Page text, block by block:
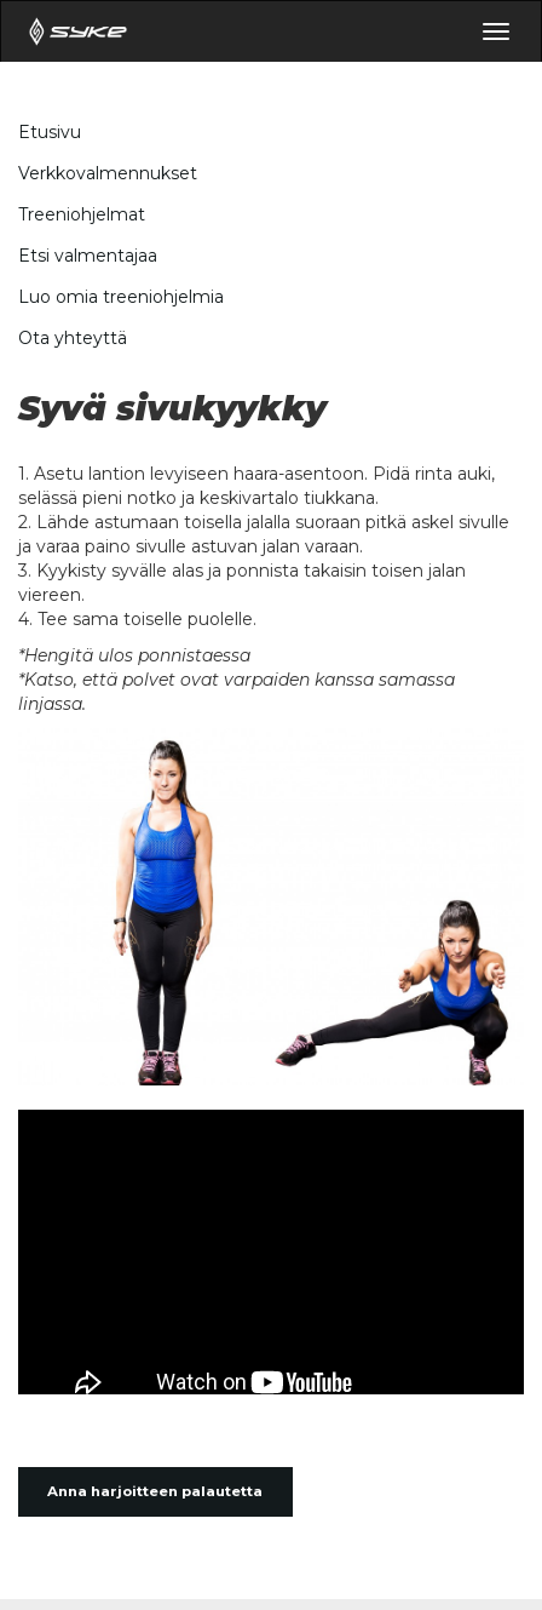
Etusivu
Verkkovalmennukset
Treeniohjelmat
Etsi valmentajaa
Luo omia treeniohjelmia
Ota yhteyttä
Syvä sivukyykky
1. Asetu lantion levyiseen haara-asentoon. Pidä rinta auki,
selässä pieni notko ja keskivartalo tiukkana.
2. Lähde astumaan toisella jalalla suoraan pitkä askel sivulle
ja varaa paino sivulle astuvan jalan varaan.
3. Kyykisty syvälle alas ja ponnista takaisin toisen jalan
viereen.
4. Tee sama toiselle puolelle.
*Hengitä ulos ponnistaessa
*Katso, että polvet ovat varpaiden kanssa samassa
linjassa.
Anna harjoitteen palautetta